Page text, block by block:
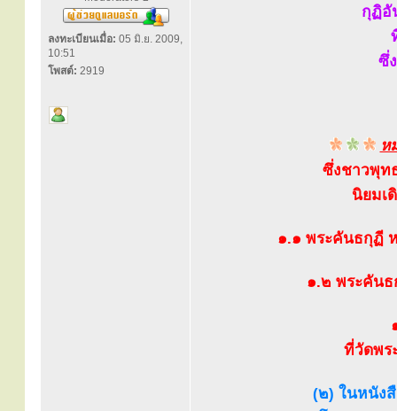
ลงทะเบียนเมื่อ: 05 มิ.ย. 2009,
10:51
โพสต์: 2919
กุฏิอั
ซึ่
ห
ซึ่งชาวพุท
นิยมเ
๑.๑ พระคันธกุฏี
๑.๒ พระคัน
ที่วัดพร
(๒) ในหนัง